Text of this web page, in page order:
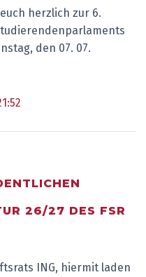
herzlich zur 6.
den 07. 07.
26/27 DES FSR
ING, hiermit laden